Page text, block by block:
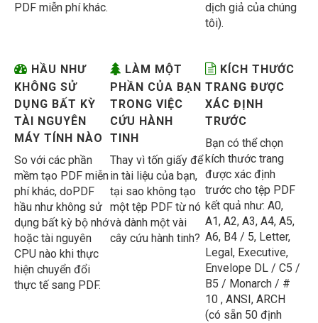
PDF miễn phí khác.
dịch giả của chúng
tôi).
HẦU NHƯ
KHÔNG SỬ
DỤNG BẤT KỲ
TÀI NGUYÊN
MÁY TÍNH NÀO
So với các phần
mềm tạo PDF miễn
phí khác, doPDF
hầu như không sử
dụng bất kỳ bộ nhớ
hoặc tài nguyên
CPU nào khi thực
hiện chuyển đổi
thực tế sang PDF.
LÀM MỘT
PHẦN CỦA BẠN
TRONG VIỆC
CỨU HÀNH
TINH
Thay vì tốn giấy để
in tài liệu của bạn,
tại sao không tạo
một tệp PDF từ nó
và dành một vài
cây cứu hành tinh?
KÍCH THƯỚC
TRANG ĐƯỢC
XÁC ĐỊNH
TRƯỚC
Bạn có thể chọn
kích thước trang
được xác định
trước cho tệp PDF
kết quả như: A0,
A1, A2, A3, A4, A5,
A6, B4 / 5, Letter,
Legal, Executive,
Envelope DL / C5 /
B5 / Monarch / #
10 , ANSI, ARCH
(có sẵn 50 định